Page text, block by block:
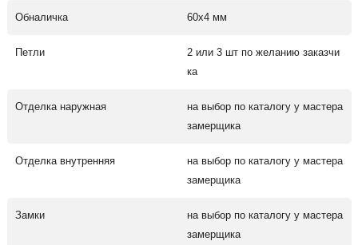
Обналичка 60х4 мм
Петли
2 или 3 шт по желанию заказчи
ка
Отделка наружная
на выбор по каталогу у мастера
замерщика
Отделка внутренняя
на выбор по каталогу у мастера
замерщика
Замки
на выбор по каталогу у мастера
замерщика